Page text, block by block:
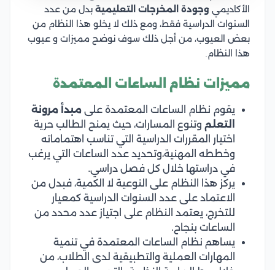
الأكاديمي وجودة المخرجات التعليمية بدل من عدد
السنوات الدراسية فقط، ومع ذلك لا يخلو هذا النظام من
بعض العيوب، من أجل ذلك سوف نوضح مميزات و عيوب
هذا النظام.
مميزات نظام الساعات المعتمدة
يقوم نظام الساعات المعتمدة على مبدأ مرونة
التعلم وتنوع المسارات، حيث يمنح الطالب حرية
اختيار المقررات الدراسية التي تناسب اهتماماته
وخططه المهنية،وتحديد عدد الساعات التي يرغب
في دراستها خلال كل فصل دراسي.
يركز هذا النظام على النوعية لا الكمية، فبدل من
الاعتماد على عدد السنوات الدراسية كمعيار
للتخرج، يعتمد النظام على اجتياز عدد محدد من
الساعات بنجاح.
يساهم نظام الساعات المعتمدة في تنمية
المهارات العملية والتطبيقية لدى الطلاب، من